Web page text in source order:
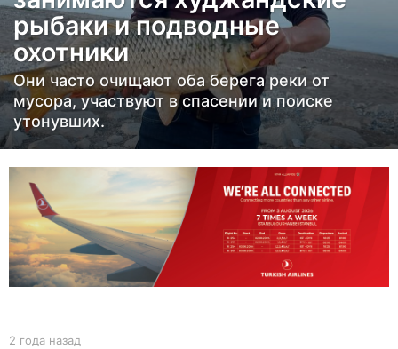
н
а
з
а
д
2
г
д
а
н
а
а
рыбаки и подводные
охотники
Они часто очищают оба берега реки от
мусора, участвуют в спасении и поиске
утонувших.
b
2 года назад